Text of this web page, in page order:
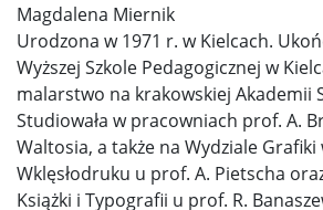
Magdalena Miernik
Urodzona w 1971 r. w Kielcach.
Wyższej Szkole Pedagogicznej w
malarstwo na krakowskiej Akademii
Studiowała w pracowniach prof. A.
Waltosia, a także na Wydziale Grafiki
Wklęsłodruku u prof. A. Pietscha
Książki i Typografii u prof. R.